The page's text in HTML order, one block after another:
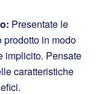
Presentate le
in modo
implicito. Pensate
caratteristiche